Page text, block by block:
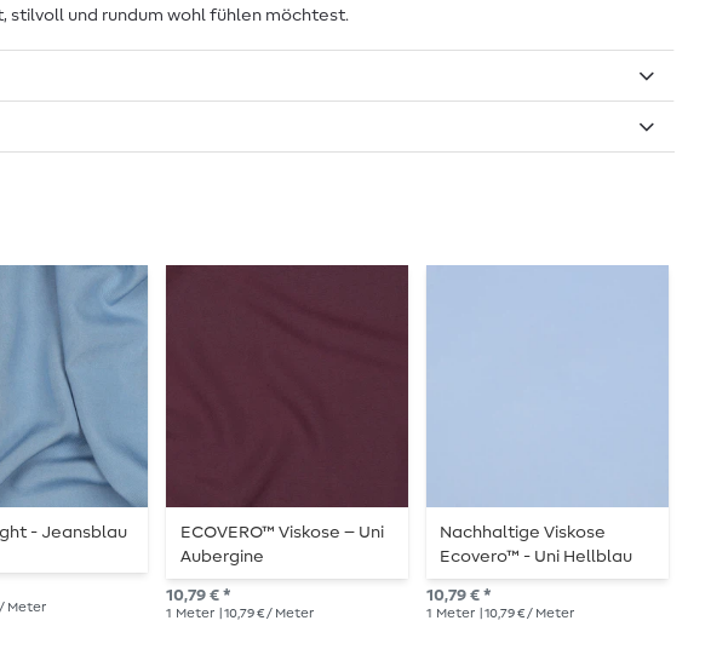
stilvoll und rundum wohl fühlen möchtest.
- Jeansblau
/ Meter
ECOVERO™ Viskose – Uni
Aubergine
10,79 € *
1 Meter | 10,79 € / Meter
Nachhaltige Viskose
Ecovero™ - Uni Hellblau
10,79 € *
1 Meter | 10,79 € / Meter